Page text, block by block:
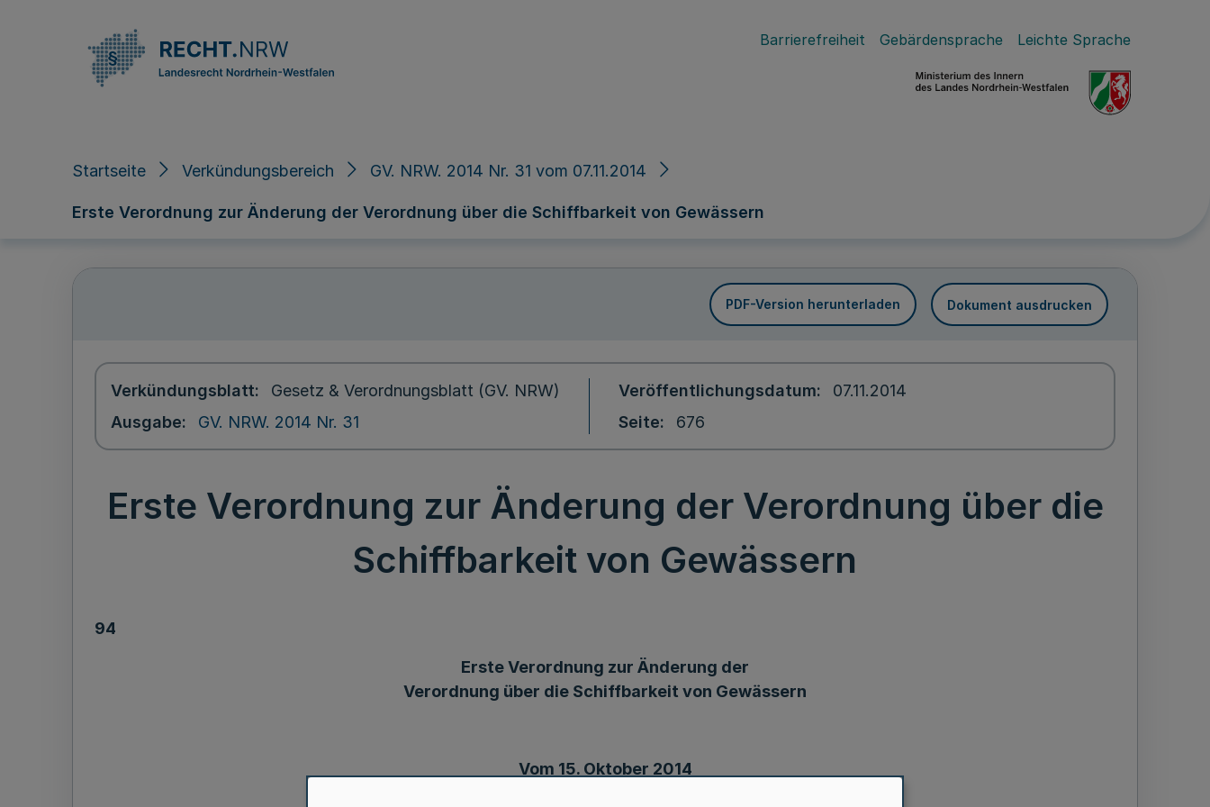
Barrierefreiheit Gebärdensprache Leichte Sprache
Startseite Verkündungsbereich GV. NRW. 2014 Nr. 31 vom 07.11.2014
Erste Verordnung zur Änderung der Verordnung über die Schiffbarkeit von Gewässern
PDF-Version herunterladen Dokument ausdrucken
Verkündungsblatt
Gesetz & Verordnungsblatt (GV. NRW)
Ausgabe
GV. NRW. 2014 Nr. 31
Veröffentlichungsdatum
07.11.2014
Seite
676
Erste Verordnung zur Änderung der Verordnung über die
Schiffbarkeit von Gewässern
94
Erste Verordnung zur Änderung der
Verordnung über die Schiffbarkeit von Gewässern
Vom 15. Oktober 2014